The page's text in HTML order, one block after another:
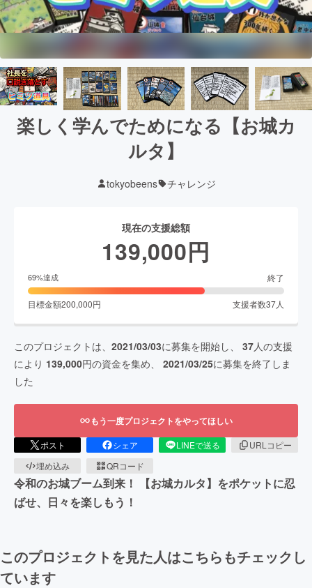
楽しく学んでためになる【お城カ
ルタ】
tokyobeens チャレンジ
現在の支援総額
139,000円
69%達成 終了
目標金額200,000円 支援者数37人
このプロジェクトは、 2021/03/03に募集を開始し、 37人の支援
により 139,000円の資金を集め、 2021/03/25に募集を終了しま
した
もう一度プロジェクトをやってほしい
ポスト シェア LINEで送る
URLコピー
埋め込み
QRコード
令和のお城ブーム到来！ 【お城カルタ】をポケットに忍
ばせ、日々を楽しもう！
このプロジェクトを見た人はこちらもチェックし
ています